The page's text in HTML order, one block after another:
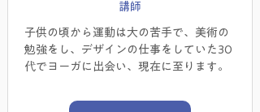
講師
子供の頃から運動は大の苦手で、美術の
勉強をし、デザインの仕事をしていた30
代でヨーガに出会い、現在に至ります。